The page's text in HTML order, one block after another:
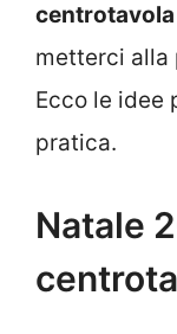
centrotavola
metterci alla
Ecco le idee
pratica.
Natale